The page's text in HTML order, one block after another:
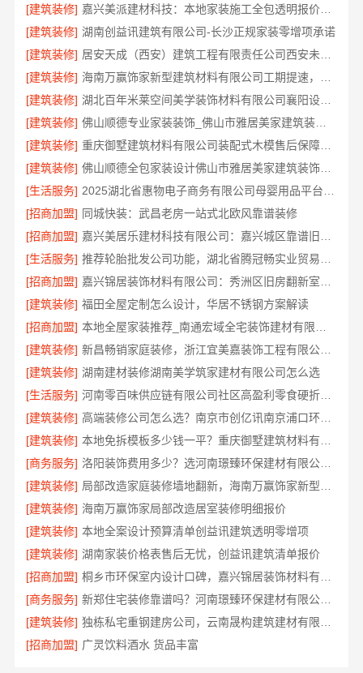
[建筑装修]
嘉兴美派建材科技：本地家装施工全包透明报价保障
[建筑装修] 湖南创益讯建筑有限公司-长沙正规家装零增项承诺
[建筑装修]
居安天成（西安）建筑工程有限责任公司西安未央区一站式家装设计刚需房售后完善
[建筑装修]
[建筑装修]
湖北百年米莱空间美学装饰材料有限公司襄阳设计装修轻奢风
[建筑装修]
佛山顺德专业家装装饰_佛山市雅居美家建筑装饰工程有限公司
[建筑装修]
重庆御墅建筑材料有限公司装配式木模售后保障服务
[建筑装修]
佛山顺德全包家装设计佛山市雅居美家建筑装饰工程有限公司专业打造
[生活服务]
[招商加盟] 同城快装：武昌老房一站式北欧风靠谱装修
[招商加盟]
[生活服务]
[招商加盟]
[建筑装修] 福田全屋定制怎么设计，华居不锈钢方案解读
[招商加盟]
[建筑装修]
新昌畅销家庭装修，浙江宜美嘉装饰工程有限公司品质家装
[建筑装修] 湖南建材装修湖南美学筑家建材有限公司怎么选
[生活服务]
河南零百味供应链有限公司社区高盈利零食硬折扣全域盈利
[建筑装修]
高端装修公司怎么选？南京市创亿讯南京浦口环保全包
[建筑装修]
[商务服务]
洛阳装饰费用多少？选河南璟臻环保建材有限公司透明报价更省心
[建筑装修]
[建筑装修] 海南万赢饰家局部改造居室装修明细报价
[建筑装修] 本地全案设计预算清单创益讯建筑透明零增项
[建筑装修] 湖南家装价格表售后无忧，创益讯建筑清单报价
[招商加盟]
[商务服务]
新郑住宅装修靠谱吗？河南璟臻环保建材有限公司口碑品质有保障
[建筑装修]
[招商加盟] 广灵饮料酒水 货品丰富